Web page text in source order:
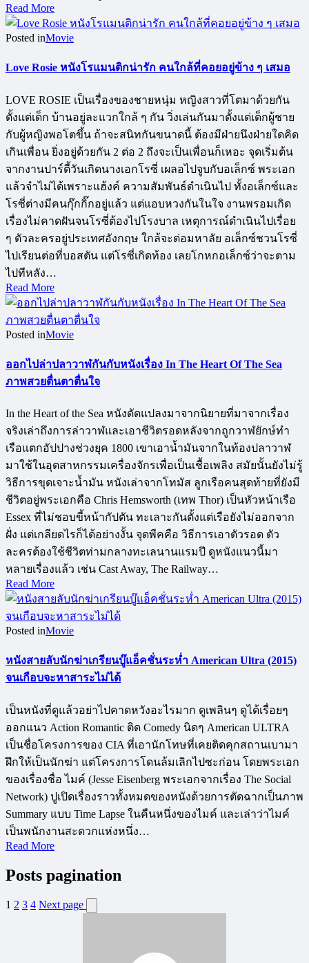
Read More
Posted inMovie
Love Rosie หนังโรแมนติกน่ารัก คนใกล้ที่คอยอยู่ข้าง ๆ เสมอ
LOVE ROSIE เป็นเรื่องของชายหนุ่ม หญิงสาวที่โตมาด้วยกัน
ตั้งแต่เด็ก บ้านอยู่ละแวกใกล้ ๆ กัน วิ่งเล่นกันมาตั้งแต่เด็กผู้ชาย
กับผู้หญิงพอโตขึ้น ถ้าจะสนิทกันขนาดนี้ ต้องมีฝ่ายนึงฝ่ายใดคิด
เกินเพื่อน ยิ่งอยู่ด้วยกัน 2 ต่อ 2 ถึงจะเป็นเพื่อนก็เหอะ จุดเริ่มต้น
จากงานปาร์ตี้วันเกิดนางเอกโรซี่ เผลอไปจูบกับอเล็กซ์ พระเอก
แล้วจำไม่ได้เพราะแฮ้งค์ ความสัมพันธ์ดำเนินไป ทั้งอเล็กซ์และ
โรซี่ต่างมีคนกุ๊กกิ๊กอยู่แล้ว แต่แอบหวงกันในใจ งานพรอมเกิด
เรื่องไม่คาดฝันจนโรซี่ต้องไปโรงบาล เหตุการณ์ดำเนินไปเรื่อย
ๆ ตัวละครอยู่ประเทศอังกฤษ ใกล้จะต่อมหาลัย อเล็กซ์ชวนโรซี่
ไปเรียนต่อที่บอสตัน แต่โรซี่เกิดท้อง เลยโกหกอเล็กซ์ว่าจะตาม
ไปทีหลัง…
Read More
Posted inMovie
ออกไปล่าปลาวาฬกันกับหนังเรื่อง In The Heart Of The Sea
ภาพสวยตื่นตาตื่นใจ
In the Heart of the Sea หนังดัดแปลงมาจากนิยายที่มาจากเรื่อง
จริงเล่าถึงการล่าวาฬและเอาชีวิตรอดหลังจากถูกวาฬยักษ์ทำ
เรือแตกอัปปางช่วงยุค 1800 เขาเอาน้ำมันจากในท้องปลาวาฬ
มาใช้ในอุตสาหกรรมเครื่องจักรเพื่อเป็นเชื้อเพลิง สมัยนั้นยังไม่รู้
วิธีการขุดเจาะน้ำมัน หนังเล่าจากโทมัส ลูกเรือคนสุดท้ายที่ยังมี
ชีวิตอยู่พระเอกคือ Chris Hemsworth (เทพ Thor) เป็นหัวหน้าเรือ
Essex ที่ไม่ชอบขี้หน้ากัปตัน ทะเลาะกันตั้งแต่เรือยังไม่ออกจาก
ฝั่ง แต่เกลียดไรก็ได้อย่างงั้น จุดพีคคือ วิธีการเอาตัวรอด ตัว
ละครต้องใช้ชีวิตท่ามกลางทะเลนานแรมปี ดูหนังแนวนี้มา
หลายเรื่องแล้ว เช่น Cast Away, The Railway…
Read More
Posted inMovie
หนังสายลับนักฆ่าเกรียนบู๊แอ็คชั่นระห่ำ American Ultra (2015)
จนเกือบจะหาสาระไม่ได้
เป็นหนังที่ดูแล้วอย่าไปคาดหวังอะไรมาก ดูเพลินๆ ดูได้เรื่อยๆ
ออกแนว Action Romantic ติด Comedy นิดๆ American ULTRA
เป็นชื่อโครงการของ CIA ที่เอานักโทษที่เคยติดคุกสถานเบามา
ฝึกให้เป็นนักฆ่า แต่โครงการโดนล้มเลิกไปซะก่อน โดยพระเอก
ของเรื่องชื่อ ไมค์ (Jesse Eisenberg พระเอกจากเรื่อง The Social
Network) ปูเปิดเรื่องราวทั้งหมดของหนังด้วยการตัดฉากเป็นภาพ
Summary แบบ Time Lapse ในคืนหนึ่งของไมค์ และเล่าว่าไมค์
เป็นพนักงานสะดวกแห่งหนึ่ง…
Read More
Posts pagination
1 2 3 4 Next page